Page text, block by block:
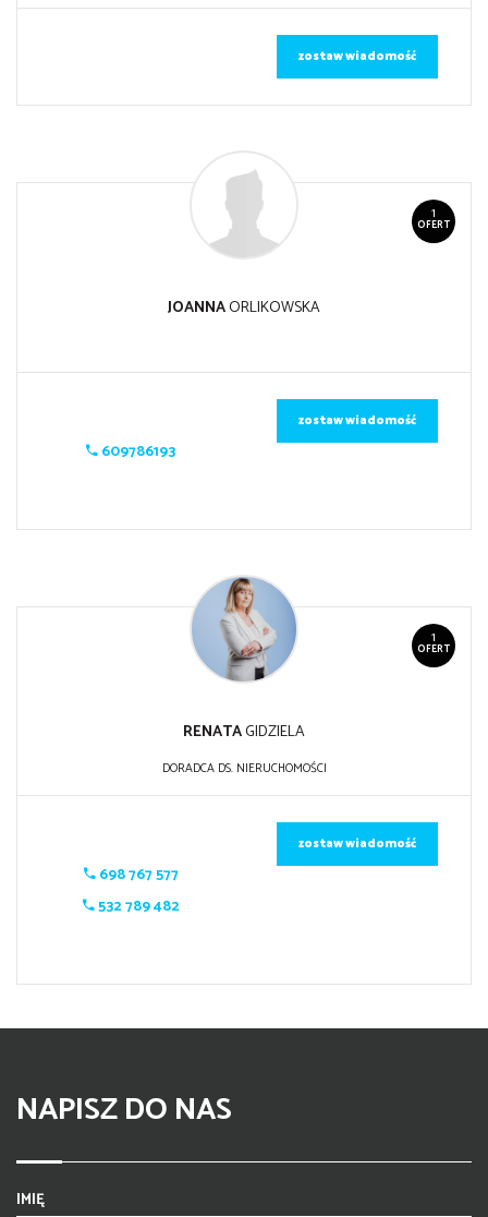
zostaw wiadomość
1
OFERT
JOANNAORLIKOWSKA
609786193
zostaw wiadomość
1
OFERT
RENATAGIDZIELA
DORADCA DS. NIERUCHOMOŚCI
698 767 577
532 789 482
zostaw wiadomość
NAPISZ DO NAS
IMIĘ